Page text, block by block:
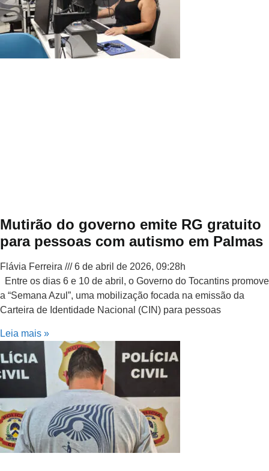
Mutirão do governo emite RG gratuito
para pessoas com autismo em Palmas
Flávia Ferreira
6 de abril de 2026, 09:28h
Entre os dias 6 e 10 de abril, o Governo do Tocantins promove
a “Semana Azul”, uma mobilização focada na emissão da
Carteira de Identidade Nacional (CIN) para pessoas
Leia mais »